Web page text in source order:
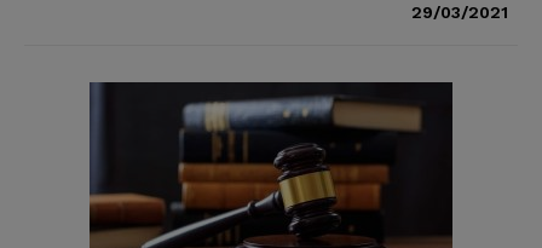
29/03/2021